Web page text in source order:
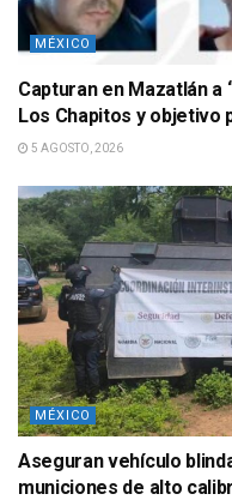
MÉXICO
Capturan en Mazatlán a
Los Chapitos y objetivo
5 AGOSTO, 2026
MÉXICO
Aseguran vehículo
municiones de alto